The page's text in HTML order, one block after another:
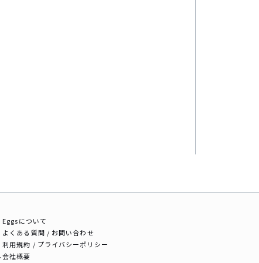
Eggsについて
よくある質問 / お問い合わせ
利用規約 / プライバシーポリシー
会社概要